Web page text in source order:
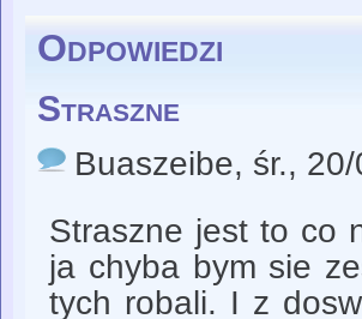
Odpowiedzi
Straszne
Buaszeibe, śr.,
Straszne jest to co
ja chyba bym sie
tych robali. I z